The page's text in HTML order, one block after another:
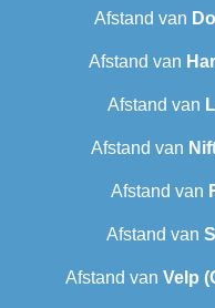
Afstand van
Afstand van
Afstand van
Afstand van
Afstand van
Afstand van
Afstand van Velp